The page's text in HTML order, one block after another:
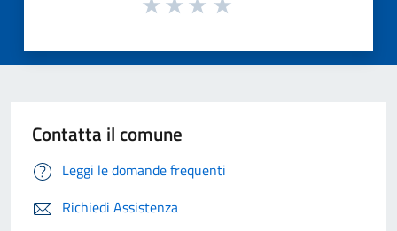
Contatta il comune
Leggi le domande frequenti
Richiedi Assistenza